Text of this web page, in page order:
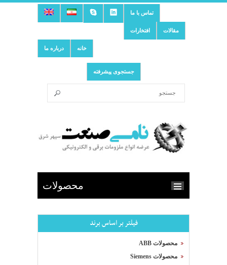
تماس با ما
افتخارات مقالات
درباره ما خانه
جستجوی پیشرفته
محصولات
فیلتر بر اساس برند
محصولات ABB
محصولات Siemens